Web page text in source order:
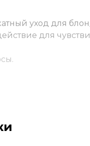
уход для
для